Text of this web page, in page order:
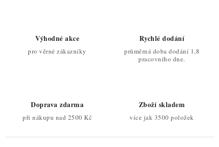
Výhodné akce
pro věrné zákazníky
Rychlé dodání
průměrná doba dodání 1,8
pracovního dne.
Doprava zdarma
při nákupu nad 2500 Kč
Zboží skladem
více jak 3500 položek